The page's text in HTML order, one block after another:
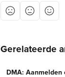
Gerelateerde
DMA: